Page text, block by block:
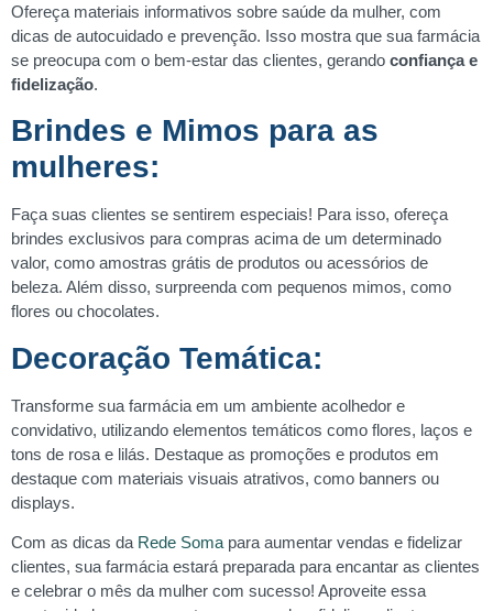
Ofereça materiais informativos sobre saúde da mulher, com
dicas de autocuidado e prevenção. Isso mostra que sua farmácia
se preocupa com o bem-estar das clientes, gerando confiança e
fidelização.
Brindes e Mimos para as
mulheres:
Faça suas clientes se sentirem especiais! Para isso, ofereça
brindes exclusivos para compras acima de um determinado
valor, como amostras grátis de produtos ou acessórios de
beleza. Além disso, surpreenda com pequenos mimos, como
flores ou chocolates.
Decoração Temática:
Transforme sua farmácia em um ambiente acolhedor e
convidativo, utilizando elementos temáticos como flores, laços e
tons de rosa e lilás. Destaque as promoções e produtos em
destaque com materiais visuais atrativos, como banners ou
displays.
Com as dicas da Rede Soma para aumentar vendas e fidelizar
clientes, sua farmácia estará preparada para encantar as clientes
e celebrar o mês da mulher com sucesso! Aproveite essa